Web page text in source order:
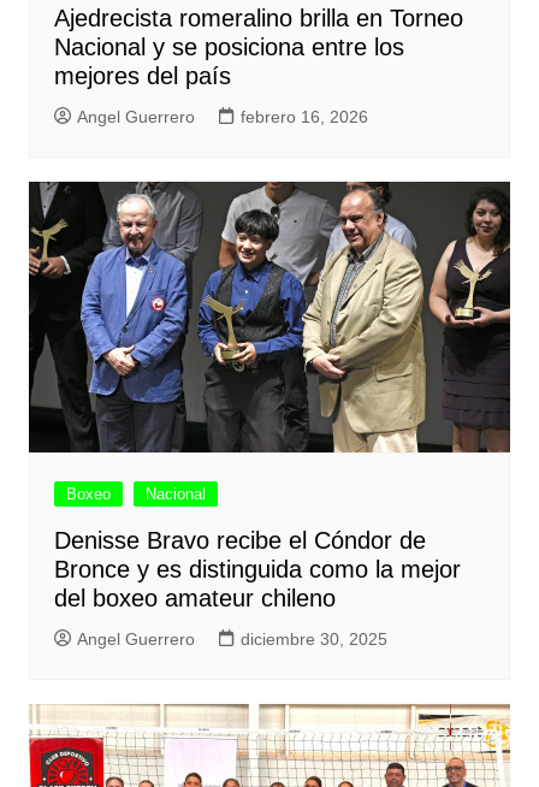
Ajedrecista romeralino brilla en Torneo
Nacional y se posiciona entre los
mejores del país
Angel Guerrero febrero 16, 2026
Boxeo Nacional
Denisse Bravo recibe el Cóndor de
Bronce y es distinguida como la mejor
del boxeo amateur chileno
Angel Guerrero diciembre 30, 2025